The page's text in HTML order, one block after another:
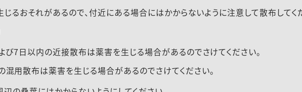
るおそれがあるので、付近にある場合にはかからないように注意して散布してく
7日以内の近接散布は薬害を生じる場合があるのでさけてください。
用散布は薬害を生じる場合があるのでさけてください。